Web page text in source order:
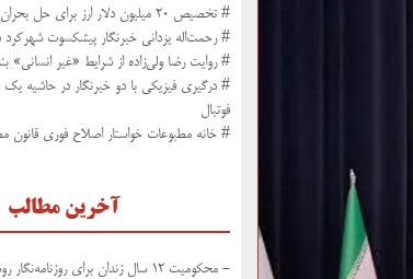
# تخصیص ۲۰ میلیون دلار ارز برای حل بحران کاغذ مطبوعات
# رحمت‌اله یزدانی خبرنگار پیشکسوت
# روایت رضا ولی‌زاده از شرایط «غیر انسانی» بند ۷ زندان
# درگیری فیزیکی با دو خبرنگار در حاشیه
فوتبال
# خانه مطبوعات خواستار اصلاح فوری قانون
آخرین مطالب
- محکومیت ۱۲ سال زندان برای روزنامه‌نگار روس